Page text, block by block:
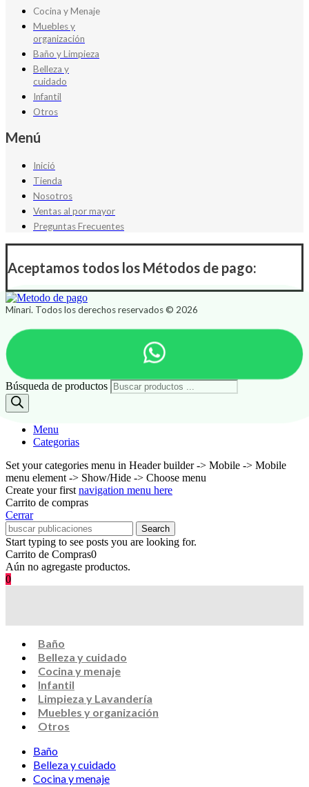
Cocina y Menaje
Muebles y
organización
Baño y Limpieza
Belleza y
cuidado
Infantil
Otros
Menú
Inició
Tienda
Nosotros
Ventas al por mayor
Preguntas Frecuentes
Aceptamos todos los Métodos de pago:
Minari. Todos los derechos reservados © 2026
Búsqueda de productos
Menu
Categorias
Set your categories menu in Header builder -> Mobile -> Mobile
menu element -> Show/Hide -> Choose menu
Create your first navigation menu here
Carrito de compras
Cerrar
Search
Start typing to see posts you are looking for.
Carrito de Compras0
Aún no agregaste productos.
0
Baño
Belleza y cuidado
Cocina y menaje
Infantil
Limpieza y Lavandería
Muebles y organización
Otros
Baño
Belleza y cuidado
Cocina y menaje